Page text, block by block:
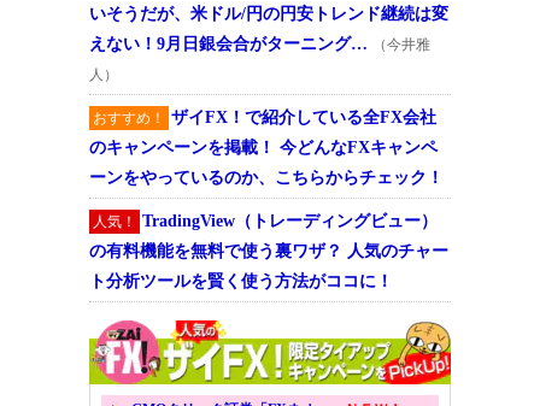
いそうだが、米ドル/円の円安トレンド継続は変
えない！9月日銀会合がターニング…
（今井雅
人）
おすすめ！
ザイFX！で紹介している全FX会社
のキャンペーンを掲載！ 今どんなFXキャンペ
ーンをやっているのか、こちらからチェック！
人気！
TradingView（トレーディングビュー）
の有料機能を無料で使う裏ワザ？ 人気のチャー
ト分析ツールを賢く使う方法がココに！